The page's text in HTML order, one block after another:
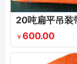
￥ 600.00